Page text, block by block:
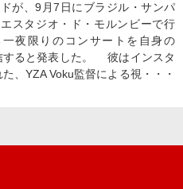
が、9月7日にブラジル・サンパ
スタジオ・ド・モルンビーで行
一夜限りのコンサートを自身の
すると発表した。 彼はインスタ
、YZA Voku監督による視・・・